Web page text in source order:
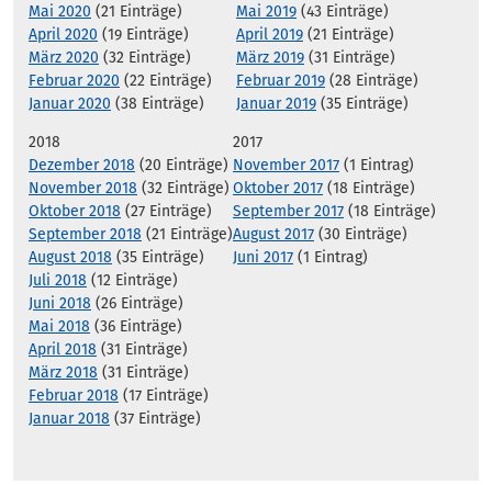
Mai 2020 (21 Einträge)
April 2020 (19 Einträge)
März 2020 (32 Einträge)
Februar 2020 (22 Einträge)
Januar 2020 (38 Einträge)
Mai 2019 (43 Einträge)
April 2019 (21 Einträge)
März 2019 (31 Einträge)
Februar 2019 (28 Einträge)
Januar 2019 (35 Einträge)
2018
Dezember 2018 (20 Einträge)
November 2018 (32 Einträge)
Oktober 2018 (27 Einträge)
September 2018 (21 Einträge)
August 2018 (35 Einträge)
Juli 2018 (12 Einträge)
Juni 2018 (26 Einträge)
Mai 2018 (36 Einträge)
April 2018 (31 Einträge)
März 2018 (31 Einträge)
Februar 2018 (17 Einträge)
Januar 2018 (37 Einträge)
2017
November 2017 (1 Eintrag)
Oktober 2017 (18 Einträge)
September 2017 (18 Einträge)
August 2017 (30 Einträge)
Juni 2017 (1 Eintrag)